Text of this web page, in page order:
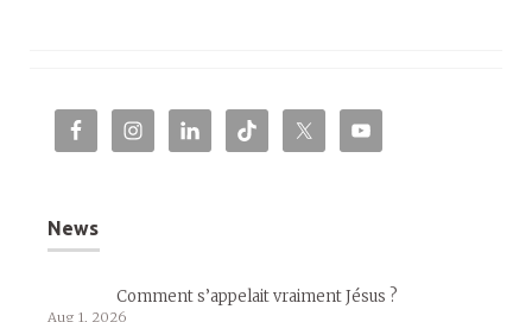
News
Comment s’appelait vraiment Jésus ?
Aug 1, 2026